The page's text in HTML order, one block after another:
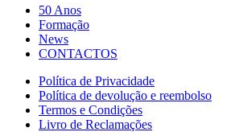
50 Anos
Formação
News
CONTACTOS
Política de Privacidade
Política de devolução e reembolso
Termos e Condições
Livro de Reclamações